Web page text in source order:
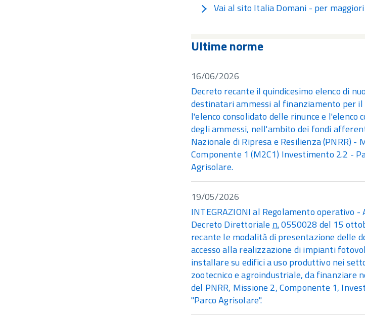
Vai al sito Italia Domani - per
Ultime norme
16/06/2026
Decreto recante il quindicesimo elenco di
destinatari ammessi al finanziamento per il
l'elenco consolidato delle rinunce e l'elenco
degli ammessi, nell'ambito dei fondi
Nazionale di Ripresa e Resilienza (PNRR) -
Componente 1 (M2C1) Investimento 2.2 -
Agrisolare.
19/05/2026
INTEGRAZIONI al Regolamento operativo -
Decreto Direttorialen.0550028 del 15
recante le modalità di presentazione delle
accesso alla realizzazione di impianti
installare su edifici a uso produttivo nei
zootecnico e agroindustriale, da finanziare
del PNRR, Missione 2, Componente 1,
"Parco Agrisolare".